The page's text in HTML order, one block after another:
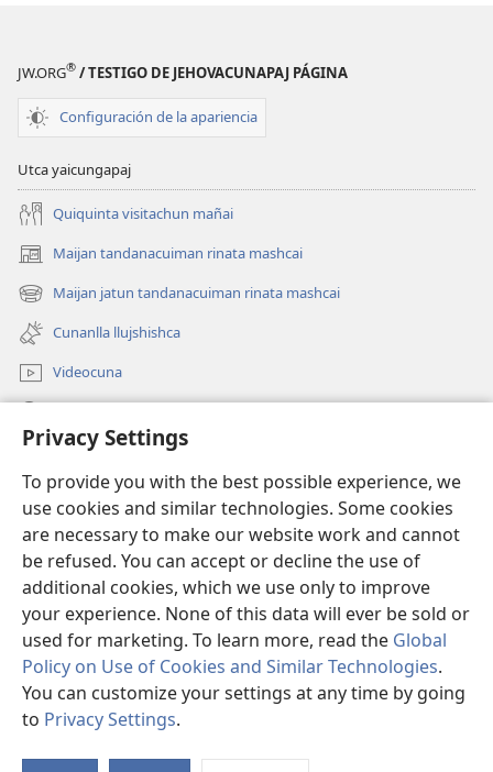
Privacy Settings
To provide you with the best possible experience, we
use cookies and similar technologies. Some cookies
are necessary to make our website work and cannot
be refused. You can accept or decline the use of
additional cookies, which we use only to improve
your experience. None of this data will ever be sold or
used for marketing. To learn more, read the Global
Policy on Use of Cookies and Similar Technologies.
You can customize your settings at any time by going
to Privacy Settings.
JW.ORG® / TESTIGO DE JEHOVACUNAPAJ PÁGINA
Configuración de la apariencia
Utca yaicungapaj
Quiquinta visitachun mañai
Maijan tandanacuiman rinata mashcai
(abre
una
nueva
ventana)
Maijan jatun tandanacuiman rinata mashcai
(abre
una
nueva
ventana)
Cunanlla llujshishca
Videocuna
(abre
nueva
ventana)
Internetpi Biblioteca Watchtower
(abre
una
nueva
ventana)
JW Hub ®
(abre
una
nueva
ventana)
Copyright© 2026 Watch Tower Bible and Tract Society of Pennsylvania.
CAITA YUYARI|HUAQUICHISHCA DATOCUNA